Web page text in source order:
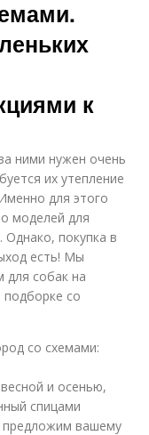
к
ними нужен очень
их утепление
для этого
моделей для
покупка в
есть! Мы
для собак на
со
со схемами:
и осенью,
спицами
предложим вашему